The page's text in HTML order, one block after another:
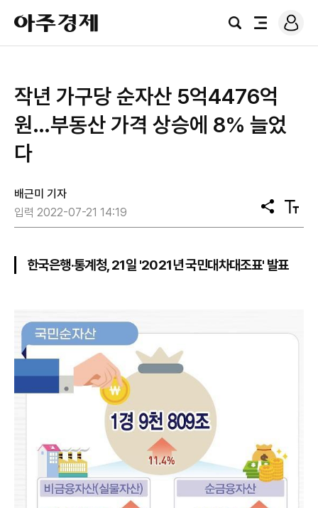
아
주
경
검
전
로
그
작년 가구당 순자산 5억4476억
원…부동산 가격 상승에 8% 늘었
다
배근미 기자
입력 2022-07-21 14:19
공
유
텍
스
한국은행·통계청, 21일 '2021년 국민대차대조표' 발표